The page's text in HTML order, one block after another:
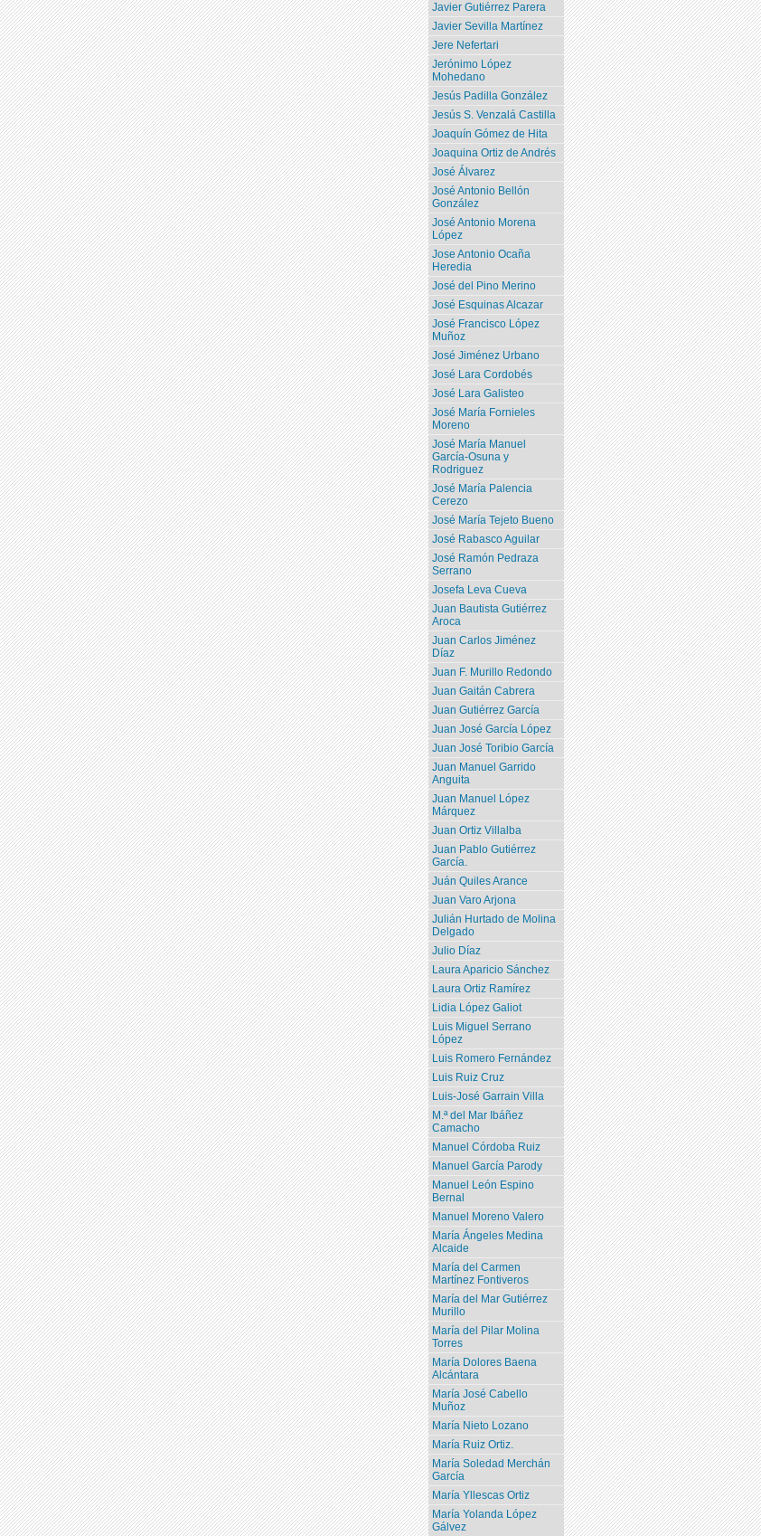
Javier Gutiérrez Parera
Javier Sevilla Martínez
Jere Nefertari
Jerónimo López
Mohedano
Jesús Padilla González
Jesús S. Venzalá Castilla
Joaquín Gómez de Hita
Joaquina Ortiz de Andrés
José Álvarez
José Antonio Bellón
González
José Antonio Morena
López
Jose Antonio Ocaña
Heredia
José del Pino Merino
José Esquinas Alcazar
José Francisco López
Muñoz
José Jiménez Urbano
José Lara Cordobés
José Lara Galisteo
José María Fornieles
Moreno
José María Manuel
García-Osuna y
Rodriguez
José María Palencia
Cerezo
José María Tejeto Bueno
José Rabasco Aguilar
José Ramón Pedraza
Serrano
Josefa Leva Cueva
Juan Bautista Gutiérrez
Aroca
Juan Carlos Jiménez
Díaz
Juan F. Murillo Redondo
Juan Gaitán Cabrera
Juan Gutiérrez García
Juan José García López
Juan José Toribio García
Juan Manuel Garrido
Anguita
Juan Manuel López
Márquez
Juan Ortiz Villalba
Juan Pablo Gutiérrez
García.
Juán Quiles Arance
Juan Varo Arjona
Julián Hurtado de Molina
Delgado
Julio Díaz
Laura Aparicio Sánchez
Laura Ortiz Ramírez
Lidia López Galiot
Luis Miguel Serrano
López
Luis Romero Fernández
Luis Ruiz Cruz
Luis-José Garrain Villa
M.ª del Mar Ibáñez
Camacho
Manuel Córdoba Ruiz
Manuel García Parody
Manuel León Espino
Bernal
Manuel Moreno Valero
María Ángeles Medina
Alcaide
María del Carmen
Martínez Fontiveros
María del Mar Gutiérrez
Murillo
María del Pilar Molina
Torres
María Dolores Baena
Alcántara
María José Cabello
Muñoz
María Nieto Lozano
María Ruiz Ortiz.
María Soledad Merchán
García
María Yllescas Ortiz
María Yolanda López
Gálvez